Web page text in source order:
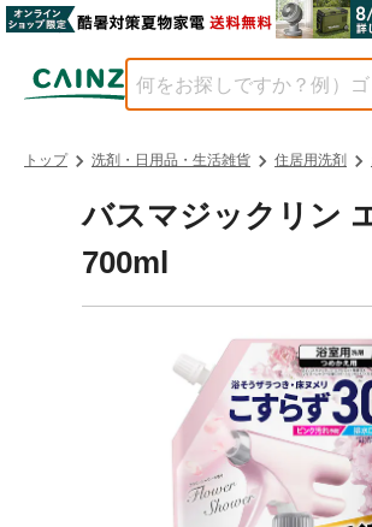
トップ 洗剤・日用品・生活雑貨 住居用洗剤
バスマジックリン
700ml